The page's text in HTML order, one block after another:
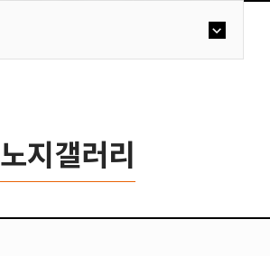
노지갤러리